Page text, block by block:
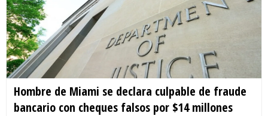
Hombre de Miami se declara culpable de fraude
bancario con cheques falsos por $14 millones